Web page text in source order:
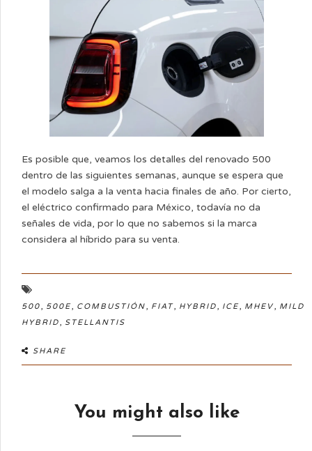
Es posible que, veamos los detalles del renovado 500
dentro de las siguientes semanas, aunque se espera que
el modelo salga a la venta hacia finales de año. Por cierto,
el eléctrico confirmado para México, todavía no da
señales de vida, por lo que no sabemos si la marca
considera al híbrido para su venta.
500, 500E, COMBUSTIÓN, FIAT, HYBRID, ICE, MHEV, MILD
HYBRID, STELLANTIS
SHARE
You might also like